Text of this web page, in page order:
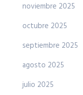
noviembre 2025
octubre 2025
septiembre 2025
agosto 2025
julio 2025